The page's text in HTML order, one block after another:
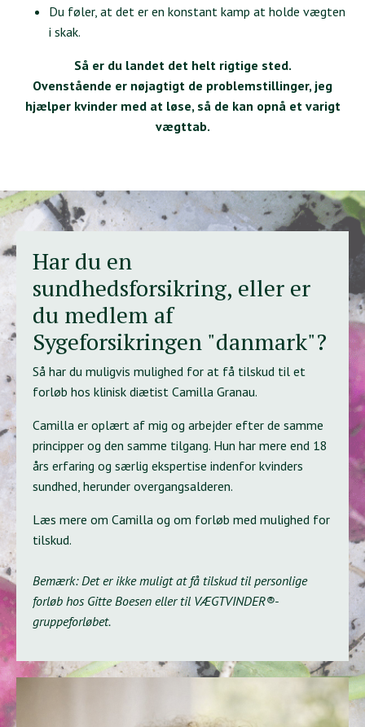
Du føler, at det er en konstant kamp at holde vægten
i skak.
Så er du landet det helt rigtige sted.
Ovenstående er nøjagtigt de problemstillinger, jeg
hjælper kvinder med at løse, så de kan opnå et varigt
vægttab.
Har du en
sundhedsforsikring, eller er
du medlem af
Sygeforsikringen "danmark"?
Så har du muligvis mulighed for at få tilskud til et
forløb hos klinisk diætist Camilla Granau.
Camilla er oplært af mig og arbejder efter de samme
principper og den samme tilgang. Hun har mere end 18
års erfaring og særlig ekspertise indenfor kvinders
sundhed, herunder overgangsalderen.
Læs mere om Camilla og om forløb med mulighed for
tilskud.
Bemærk: Det er ikke muligt at få tilskud til personlige
forløb hos Gitte Boesen eller til VÆGTVINDER®-
gruppeforløbet.